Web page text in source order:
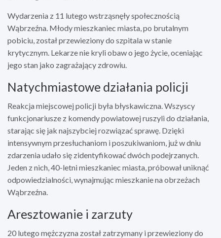
Wydarzenia z 11 lutego wstrząsnęły społecznością
Wąbrzeźna. Młody mieszkaniec miasta, po brutalnym
pobiciu, został przewieziony do szpitala w stanie
krytycznym. Lekarze nie kryli obaw o jego życie, oceniając
jego stan jako zagrażający zdrowiu.
Natychmiastowe działania policji
Reakcja miejscowej policji była błyskawiczna. Wszyscy
funkcjonariusze z komendy powiatowej ruszyli do działania,
starając się jak najszybciej rozwiązać sprawę. Dzięki
intensywnym przesłuchaniom i poszukiwaniom, już w dniu
zdarzenia udało się zidentyfikować dwóch podejrzanych.
Jeden z nich, 40-letni mieszkaniec miasta, próbował uniknąć
odpowiedzialności, wynajmując mieszkanie na obrzeżach
Wąbrzeźna.
Aresztowanie i zarzuty
20 lutego mężczyzna został zatrzymany i przewieziony do